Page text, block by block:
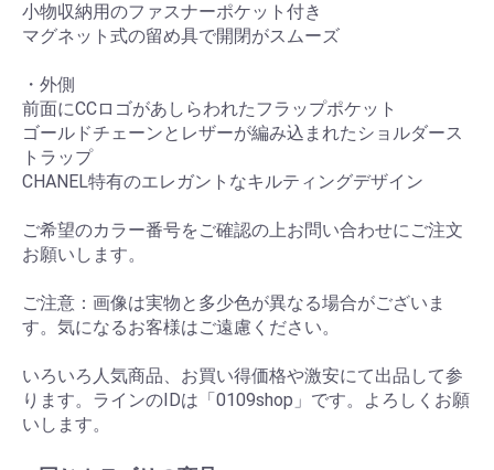
小物収納用のファスナーポケット付き
マグネット式の留め具で開閉がスムーズ
・外側
前面にCCロゴがあしらわれたフラップポケット
ゴールドチェーンとレザーが編み込まれたショルダース
トラップ
CHANEL特有のエレガントなキルティングデザイン
ご希望のカラー番号をご確認の上お問い合わせにご注文
お願いします。
ご注意：画像は実物と多少色が異なる場合がございま
す。気になるお客様はご遠慮ください。
いろいろ人気商品、お買い得価格や激安にて出品して参
ります。ラインのIDは「0109shop」です。よろしくお願
いします。